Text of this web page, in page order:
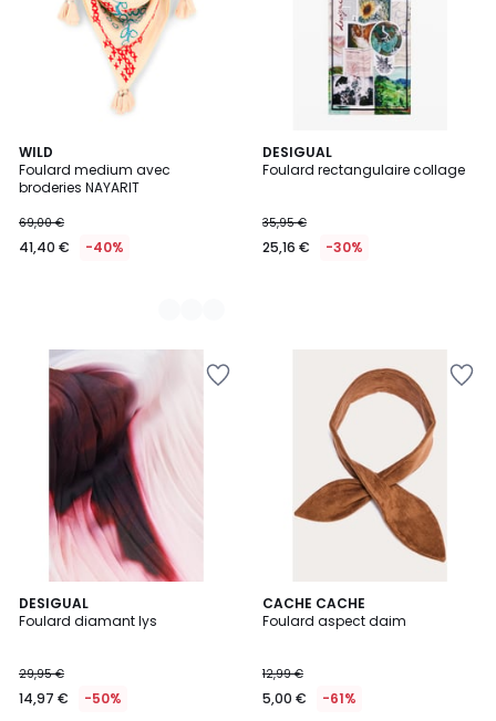
WILD
Foulard medium avec
broderies NAYARIT
69,00 €
41,40 € -40%
3
Couleurs
DESIGUAL
Foulard rectangulaire collage
35,95 €
25,16 € -30%
DESIGUAL
Foulard diamant lys
29,95 €
14,97 € -50%
CACHE CACHE
Foulard aspect daim
12,99 €
5,00 € -61%